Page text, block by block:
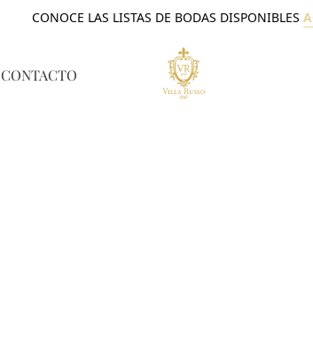
CONOCE LAS LISTAS DE BODAS DISPONIBLES
CONTACTO